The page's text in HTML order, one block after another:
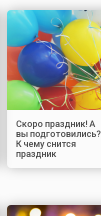
Скоро праздник! А
вы подготовились?
К чему снится
праздник